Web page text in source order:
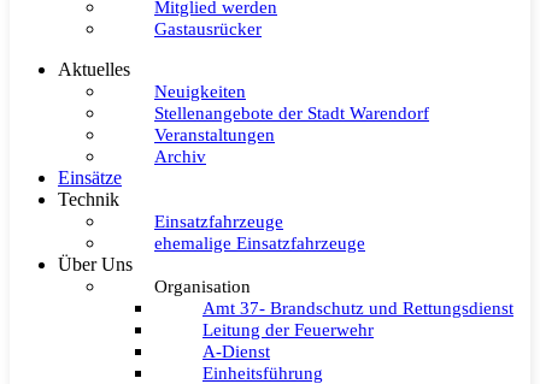
Mitglied werden
Gastausrücker
Aktuelles
Neuigkeiten
Stellenangebote der Stadt Warendorf
Veranstaltungen
Archiv
Einsätze
Technik
Einsatzfahrzeuge
ehemalige Einsatzfahrzeuge
Über Uns
Organisation
Amt 37- Brandschutz und Rettungsdienst
Leitung der Feuerwehr
A-Dienst
Einheitsführung